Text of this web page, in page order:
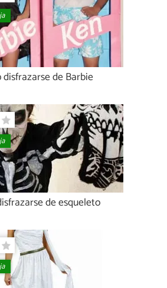
disfrazarse de Barbie
de esqueleto